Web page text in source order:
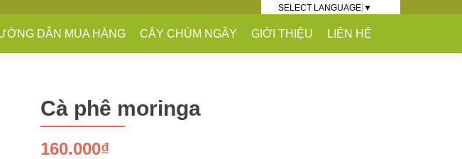
SELECT LANGUAGE ▼
DẪN MUA HÀNG CÂY CHÙM NGÂY GIỚI THIỆU LIÊN HỆ
Cà phê moringa
160.000₫